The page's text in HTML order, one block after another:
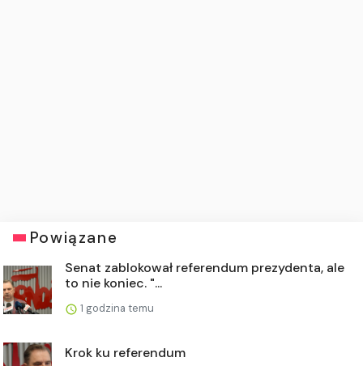
Powiązane
Senat zablokował referendum prezydenta, ale
to nie koniec. "...
1 godzina temu
Krok ku referendum